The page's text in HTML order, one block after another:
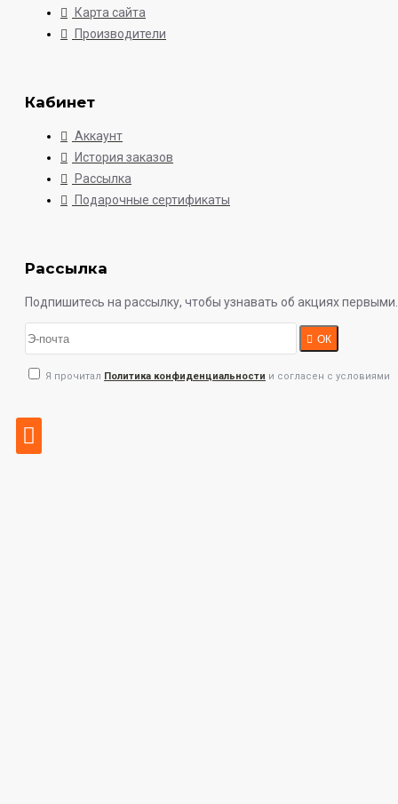
Карта сайта
Производители
Кабинет
Аккаунт
История заказов
Рассылка
Подарочные сертификаты
Рассылка
Подпишитесь на рассылку, чтобы узнавать об акциях первыми.
ОК
Я прочитал Политика конфиденциальности и согласен с условиями